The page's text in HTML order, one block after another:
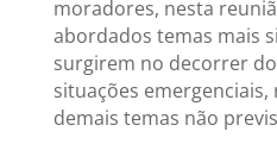
moradores, nesta
abordados temas mais
surgirem no decorrer
situações
demais temas não